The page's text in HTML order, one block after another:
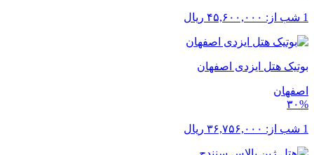
1 شب از: ۴۵,۶۰۰,۰۰۰ ریال
بوتیک هتل ایزدی اصفهان
اصفهان
۳۰%
1 شب از: ۳۶,۷۵۶,۰۰۰ ریال